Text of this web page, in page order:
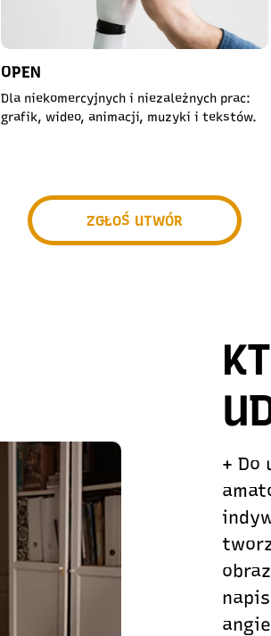
OPEN
Dla niekomercyjnych i niezależnych prac:
grafik, wideo, animacji, muzyki i tekstów.
ZGŁOŚ UTWÓR
+ Do